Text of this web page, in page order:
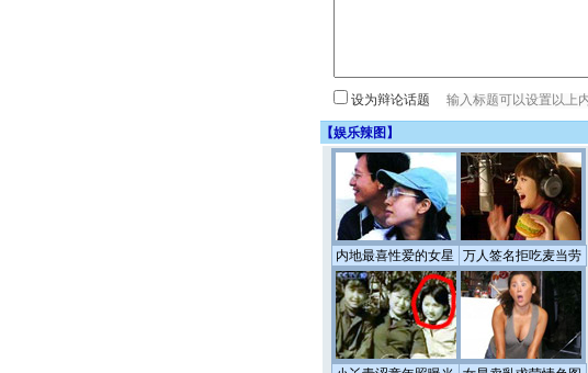
设为辩论话题
【娱乐辣图 】
内地最喜性爱的女星 万人签名拒吃麦当劳